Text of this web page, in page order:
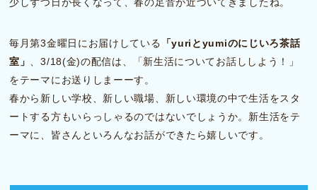
毎月第3金曜日にお届けしている 「yuriとyumiのにじいろ茶話
室」 、3/18(金)の配信は、「新生活についてお話ししよう！」
をテーマにお送りしまーーす。
春から新しい学校、新しい職場、新しい環境の中で生活をスタ
ートする方もいらっしゃるのではないでしょうか。新生活をテ
ーマに、皆さんといろんなお話ができたら嬉しいです。